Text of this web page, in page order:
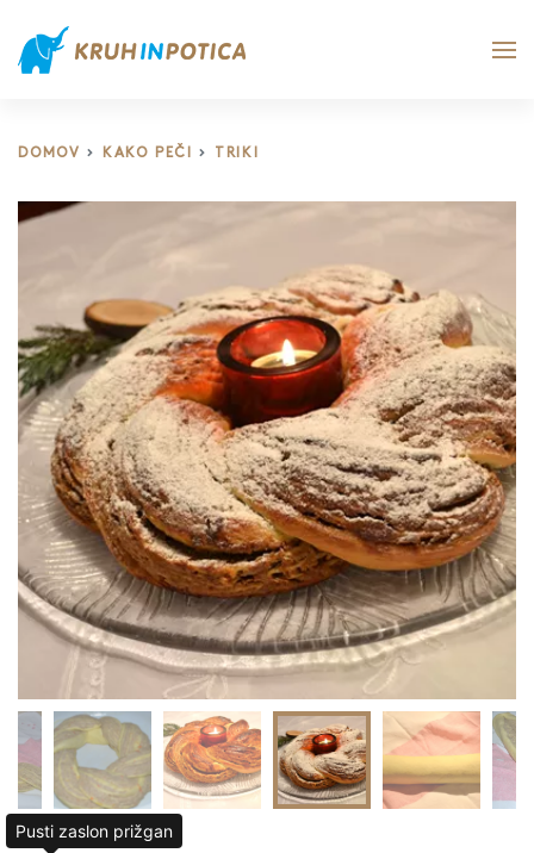
DOMOV KAKO PEČI TRIKI
Pusti zaslon prižgan